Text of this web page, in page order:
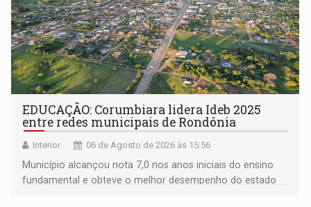
EDUCAÇÃO: Corumbiara lidera Ideb 2025
entre redes municipais de Rondônia
Interior 06 de Agosto de 2026 às 15:56
Município alcançou nota 7,0 nos anos iniciais do ensino
fundamental e obteve o melhor desempenho do estado